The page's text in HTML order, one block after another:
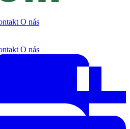
O nás
O nás